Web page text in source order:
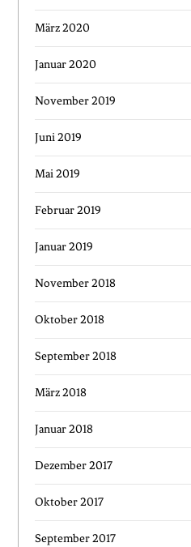
März 2020
Januar 2020
November 2019
Juni 2019
Mai 2019
Februar 2019
Januar 2019
November 2018
Oktober 2018
September 2018
März 2018
Januar 2018
Dezember 2017
Oktober 2017
September 2017